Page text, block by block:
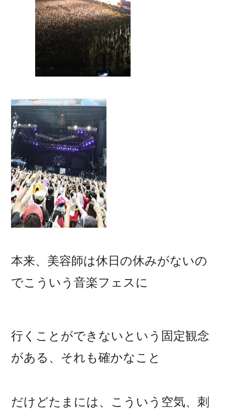
本来、美容師は休日の休みがないの
でこういう音楽フェスに
行くことができないという固定観念
がある、それも確かなこと
だけどたまには、こういう空気、刺